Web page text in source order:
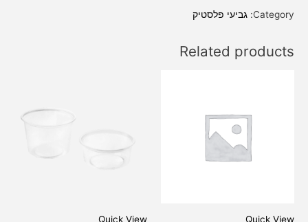
Category: גביעי פלסטיק
Related products
Quick View
Quick View